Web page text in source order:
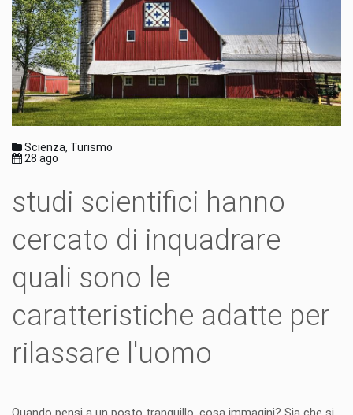
Scienza, Turismo
28 ago
studi scientifici hanno
cercato di inquadrare
quali sono le
caratteristiche adatte per
rilassare l'uomo